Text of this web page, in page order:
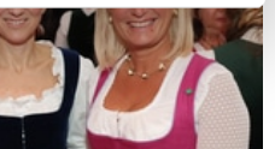
identifizieren
Ihre persönlichen Daten
Sie Ihre Präferenzen im